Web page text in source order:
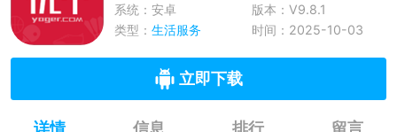
系统：安卓
版本：V9.8.1
类型： 生活服务 时间：2025-10-03
立即下载
详情 信息 排行 留言